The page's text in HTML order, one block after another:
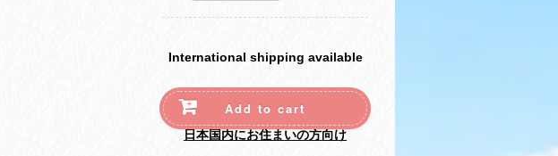
International shipping available
Add to cart
日本国内にお住まいの方向け